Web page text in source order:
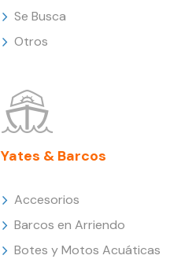
Se Busca
Otros
Yates & Barcos
Accesorios
Barcos en Arriendo
Botes y Motos Acuáticas